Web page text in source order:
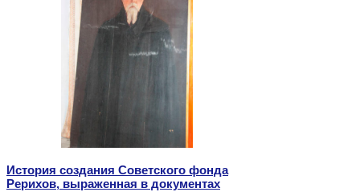
История создания Советского фонда
Рерихов, выраженная в документах